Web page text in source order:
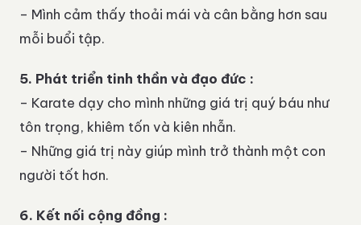
– Mình cảm thấy thoải mái và cân bằng hơn sau
mỗi buổi tập.
5. Phát triển tinh thần và đạo đức :
– Karate dạy cho mình những giá trị quý báu như
tôn trọng, khiêm tốn và kiên nhẫn.
– Những giá trị này giúp mình trở thành một con
người tốt hơn.
6. Kết nối cộng đồng :